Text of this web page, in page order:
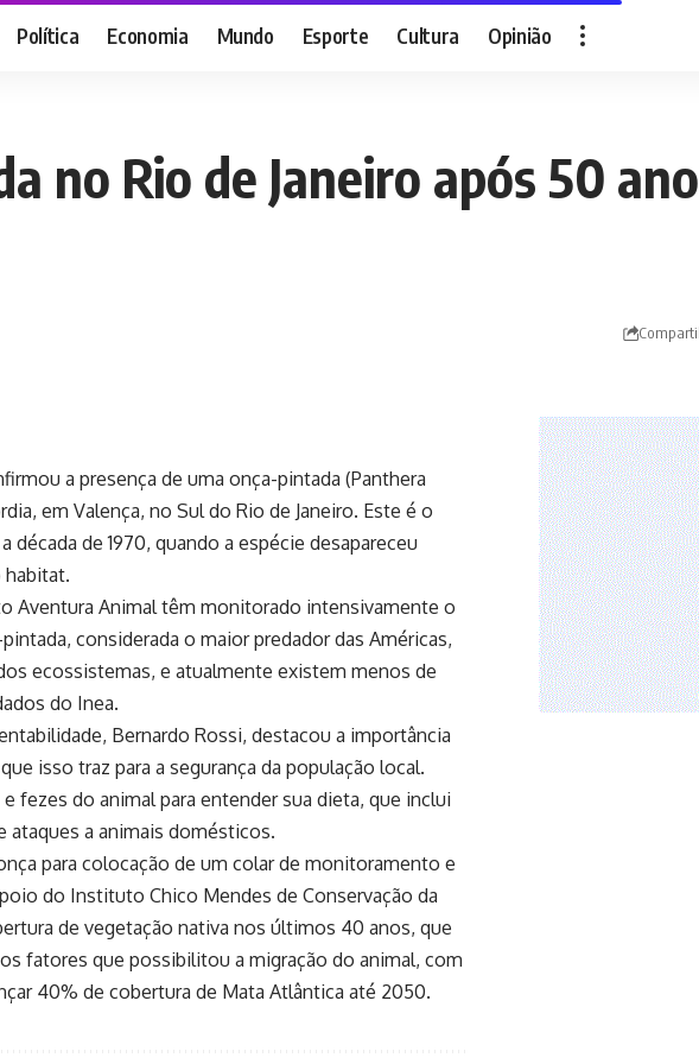
Política Economia Mundo Esporte Cultura Opinião
no Rio de Janeiro após 50
a presença de uma onça-pintada (Panthera
em Valença, no Sul do Rio de Janeiro. Este é o
de 1970, quando a espécie desapareceu
habitat.
Aventura Animal têm monitorado intensivamente o
considerada o maior predador das Américas,
ecossistemas, e atualmente existem menos de
do Inea.
Bernardo Rossi, destacou a importância
isso traz para a segurança da população local.
fezes do animal para entender sua dieta, que inclui
ataques a animais domésticos.
para colocação de um colar de monitoramento e
do Instituto Chico Mendes de Conservação da
de vegetação nativa nos últimos 40 anos, que
fatores que possibilitou a migração do animal, com
40% de cobertura de Mata Atlântica até 2050.